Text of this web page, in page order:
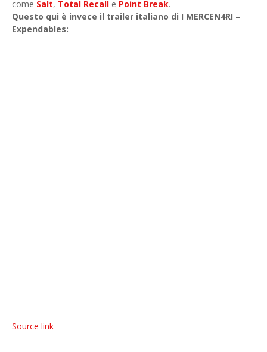
come Salt, Total Recall e Point Break.
Questo qui è invece il trailer italiano di I MERCEN4RI –
Expendables:
Source link